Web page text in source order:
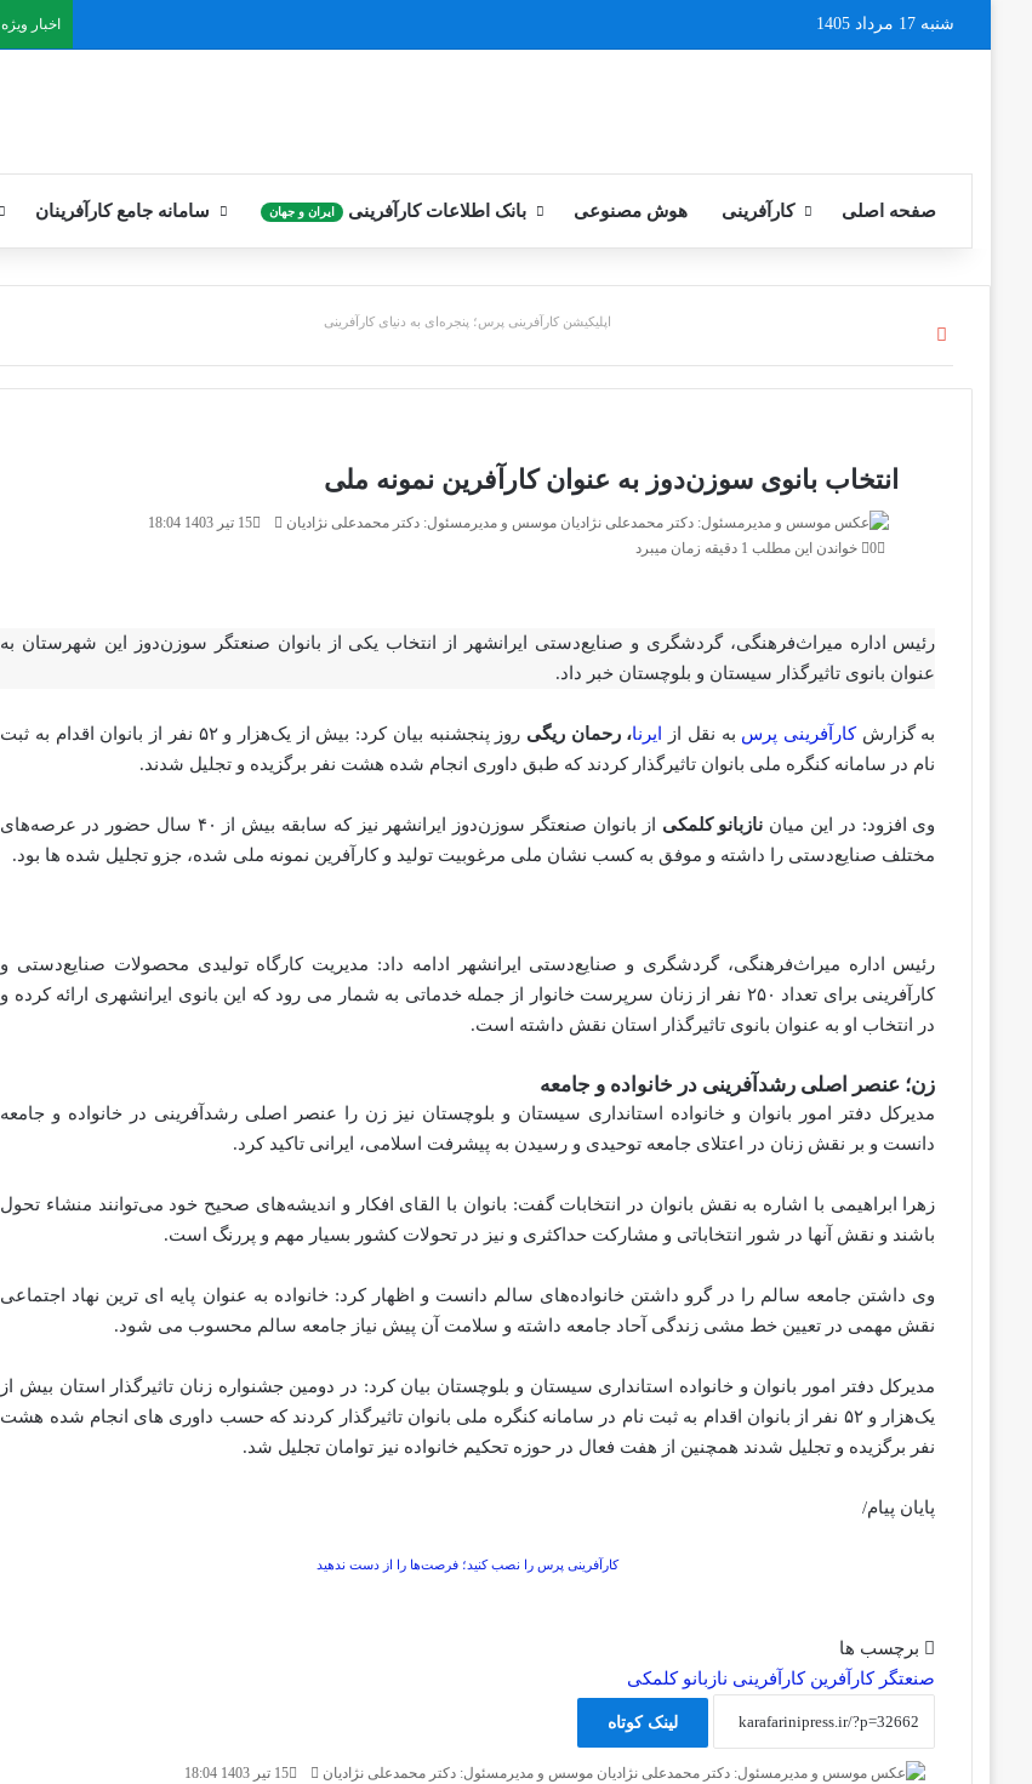
شنبه 17 مرداد 1405 اخبار ویژه
صفحه اصلی کارآفرینی هوش مصنوعی بانک اطلاعات کارآفرینی ایران و جهان سامانه جامع کارآفرینان
اپلیکیشن کارآفرینی پرس؛ پنجره‌ای به دنیای کارآفرینی
انتخاب بانوی سوزن‌دوز به عنوان کارآفرین نمونه ملی
موسس و مدیرمسئول: دکتر محمدعلی نژادیان
ارسال
15 تیر 1403 18:04
0
خواندن این مطلب 1 دقیقه زمان میبرد
رئیس اداره میراث‌فرهنگی، گردشگری و صنایع‌دستی ایرانشهر از انتخاب یکی از بانوان صنعتگر سوزن‌دوز این شهرستان به
عنوان بانوی تاثیرگذار سیستان و بلوچستان خبر داد.
به گزارش کارآفرینی پرس به نقل از ایرنا، رحمان ریگی
روز پنجشنبه بیان کرد: بیش از یک‌هزار و ۵۲ نفر از بانوان اقدام به ثبت
نام در سامانه کنگره ملی بانوان تاثیرگذار کردند که طبق داوری انجام شده هشت نفر برگزیده و تجلیل شدند.
وی افزود: در این میان نازبانو کلمکی
از بانوان صنعتگر سوزن‌دوز ایرانشهر نیز که سابقه بیش از ۴۰ سال حضور در عرصه‌های
مختلف صنایع‌دستی را داشته و موفق به کسب نشان ملی مرغوبیت تولید و کارآفرین نمونه ملی شده، جزو تجلیل شده ها بود.
رئیس اداره میراث‌فرهنگی، گردشگری و صنایع‌دستی ایرانشهر ادامه داد: مدیریت کارگاه تولیدی محصولات صنایع‌دستی و
کارآفرینی برای تعداد ۲۵۰ نفر از زنان سرپرست خانوار از جمله خدماتی به شمار می رود که این بانوی ایرانشهری ارائه کرده و
در انتخاب او به عنوان بانوی تاثیرگذار استان نقش داشته است.
زن؛ عنصر اصلی رشدآفرینی در خانواده و جامعه
مدیرکل دفتر امور بانوان و خانواده استانداری سیستان و بلوچستان نیز زن را عنصر اصلی رشدآفرینی در خانواده و جامعه
دانست و بر نقش زنان در اعتلای جامعه توحیدی و رسیدن به پیشرفت اسلامی، ایرانی تاکید کرد.
زهرا ابراهیمی با اشاره به نقش بانوان در انتخابات گفت: بانوان با القای افکار و اندیشه‌های صحیح خود می‌توانند منشاء تحول
باشند و نقش آنها در شور انتخاباتی و مشارکت حداکثری و نیز در تحولات کشور بسیار مهم و پررنگ است.
وی داشتن جامعه سالم را در گرو داشتن خانواده‌های سالم دانست و اظهار کرد: خانواده به عنوان پایه ای ترین نهاد اجتماعی
نقش مهمی در تعیین خط مشی زندگی آحاد جامعه داشته و سلامت آن پیش نیاز جامعه سالم محسوب می شود.
مدیرکل دفتر امور بانوان و خانواده استانداری سیستان و بلوچستان بیان کرد: در دومین جشنواره زنان تاثیرگذار استان بیش از
یک‌هزار و ۵۲ نفر از بانوان اقدام به ثبت نام در سامانه کنگره ملی بانوان تاثیرگذار کردند که حسب داوری های انجام شده هشت
نفر برگزیده و تجلیل شدند همچنین از هفت فعال در حوزه تحکیم خانواده نیز توامان تجلیل شد.
پایان پیام/
کارآفرینی پرس را نصب کنید؛ فرصت‌ها را از دست ندهید
برچسب ها
صنعتگر کارآفرین کارآفرینی نازبانو کلمکی
لینک کوتاه
موسس و مدیرمسئول: دکتر محمدعلی نژادیان
ارسال
15 تیر 1403 18:04